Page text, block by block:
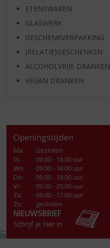
ETENSWAREN
GLASWERK
GESCHENKVERPAKKING
(RELATIE)GESCHENKEN
ALCOHOLVRIJE DRANKEN
VEGAN DRANKEN
Openingstijden
Ma:
Gesloten
Di:
09.00 - 18.00 uur
Wo:
09.00 - 18.00 uur
Do:
09.00 - 18.00 uur
Vr:
09.00 - 20.00 uur
Za:
09.00 - 17.00 uur
Zo:
gesloten
NIEUWSBRIEF
Schrijf je hier in